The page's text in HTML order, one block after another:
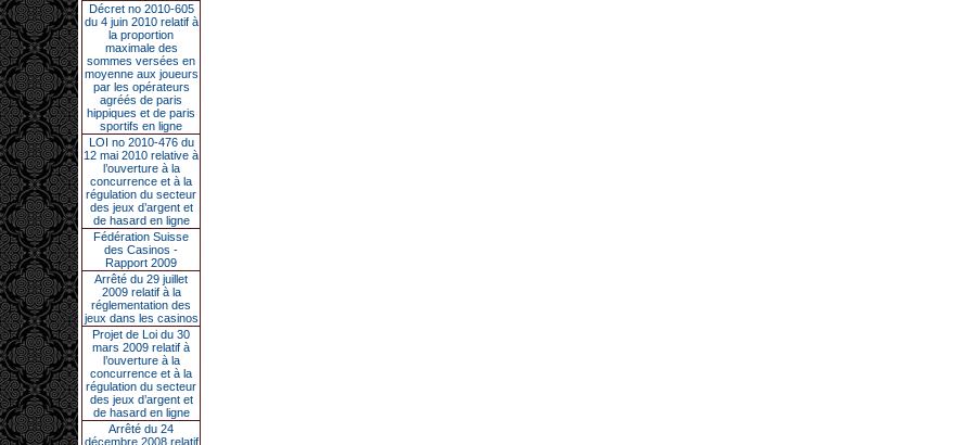
Décret no 2010-605
du 4 juin 2010 relatif à
la proportion
maximale des
sommes versées en
moyenne aux joueurs
par les opérateurs
agréés de paris
hippiques et de paris
sportifs en ligne
LOI no 2010-476 du
12 mai 2010 relative à
l’ouverture à la
concurrence et à la
régulation du secteur
des jeux d’argent et
de hasard en ligne
Fédération Suisse
des Casinos -
Rapport 2009
Arrêté du 29 juillet
2009 relatif à la
réglementation des
jeux dans les casinos
Projet de Loi du 30
mars 2009 relatif à
l’ouverture à la
concurrence et à la
régulation du secteur
des jeux d’argent et
de hasard en ligne
Arrêté du 24
décembre 2008 relatif